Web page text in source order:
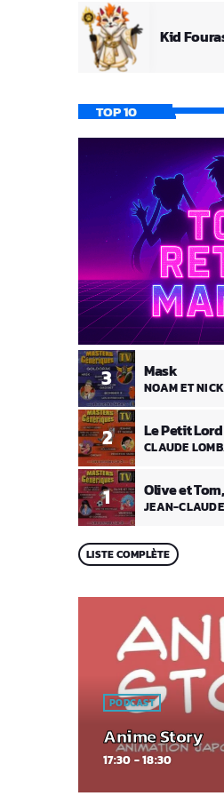
Kid
TOP 10
1 Olive et
JEAN-
2 Le Petit Lord
CLAUDE
3 Mask
NOAM ET
LISTE COMPLÈTE
PODCAST
Anime Story
17:30 - 18:30